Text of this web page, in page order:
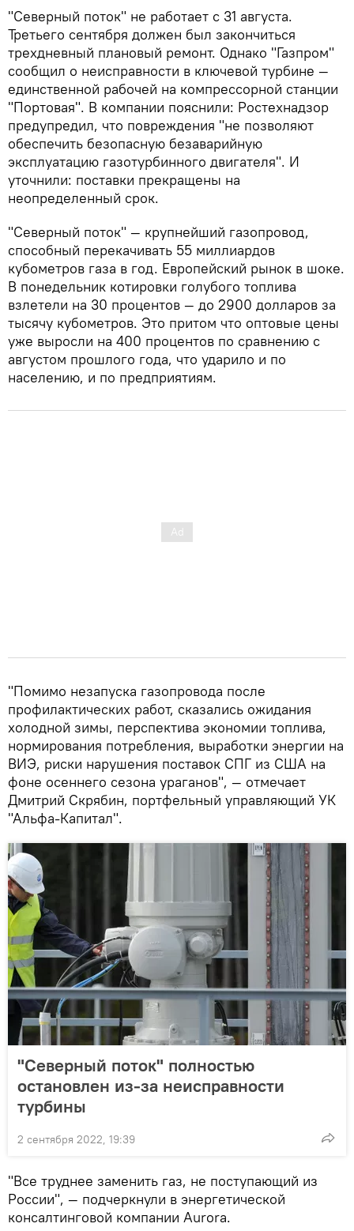
"Северный поток" не работает с 31 августа.
Третьего сентября должен был закончиться
трехдневный плановый ремонт. Однако "Газпром"
сообщил о неисправности в ключевой турбине —
единственной рабочей на компрессорной станции
"Портовая". В компании пояснили: Ростехнадзор
предупредил, что повреждения "не позволяют
обеспечить безопасную безаварийную
эксплуатацию газотурбинного двигателя". И
уточнили: поставки прекращены на
неопределенный срок.
"Северный поток" — крупнейший газопровод,
способный перекачивать 55 миллиардов
кубометров газа в год. Европейский рынок в шоке.
В понедельник котировки голубого топлива
взлетели на 30 процентов — до 2900 долларов за
тысячу кубометров. Это притом что оптовые цены
уже выросли на 400 процентов по сравнению с
августом прошлого года, что ударило и по
населению, и по предприятиям.
"Помимо незапуска газопровода после
профилактических работ, сказались ожидания
холодной зимы, перспектива экономии топлива,
нормирования потребления, выработки энергии на
ВИЭ, риски нарушения поставок СПГ из США на
фоне осеннего сезона ураганов", — отмечает
Дмитрий Скрябин, портфельный управляющий УК
"Альфа-Капитал".
"Северный поток" полностью
остановлен из-за неисправности
турбины
2 сентября 2022, 19:39
"Все труднее заменить газ, не поступающий из
России", — подчеркнули в энергетической
консалтинговой компании Aurora.